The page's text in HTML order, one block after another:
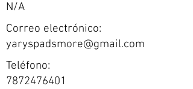
N/A
Correo electrónico:
yaryspadsmore@gmail.com
Teléfono:
7872476401